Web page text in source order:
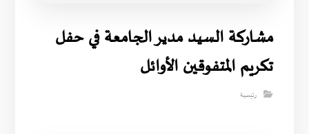
مشاركة السيد مدير الجامعة في حفل
تكريم المتفوقين الأوائل
رئيسية